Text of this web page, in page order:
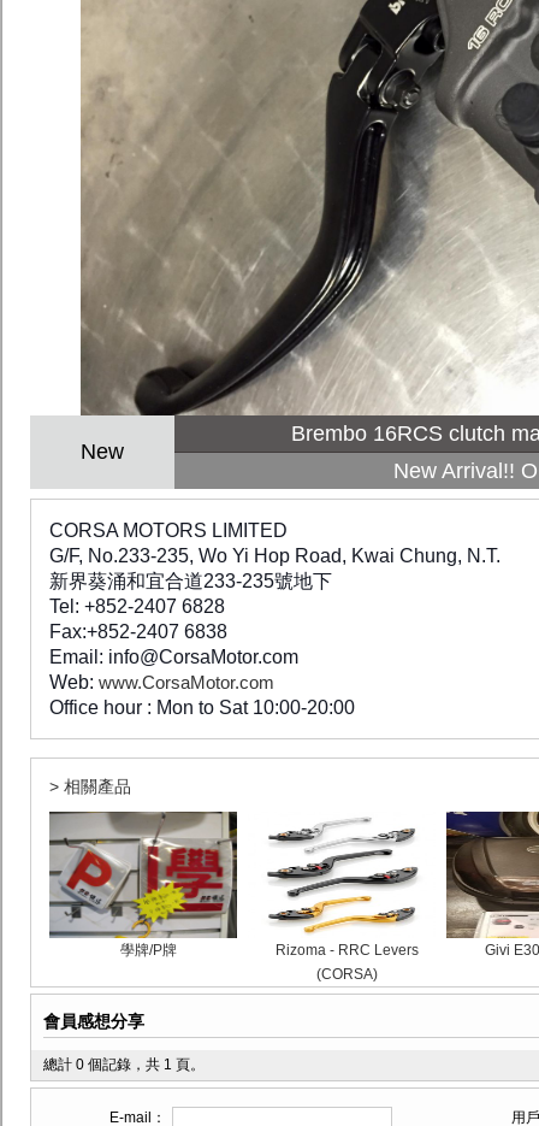
New
Brembo 16RCS clutch
New Arrival!!
CORSA MOTORS LIMITED
G/F, No.233-235, Wo Yi Hop Road, Kwai Chung, N.T.
新界葵涌和宜合道233-235號地下
Tel: +852-2407 6828
Fax:+852-2407 6838
Email: info@CorsaMotor.com
Web: www.CorsaMotor.com
Office hour : Mon to Sat 10:00-20:00
> 相關產品
學牌/P牌
Rizoma - RRC Levers
(CORSA)
Givi
會員感想分享
總計 0 個記錄，共 1 頁。
E-mail： 用